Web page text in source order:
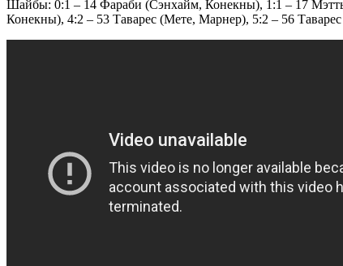
Шайбы: 0:1 – 14 Фараби (Сэнхайм, Конекны), 1:1 – 17
Конекны), 4:2 – 53 Таварес (Мете, Марнер), 5:2 – 56